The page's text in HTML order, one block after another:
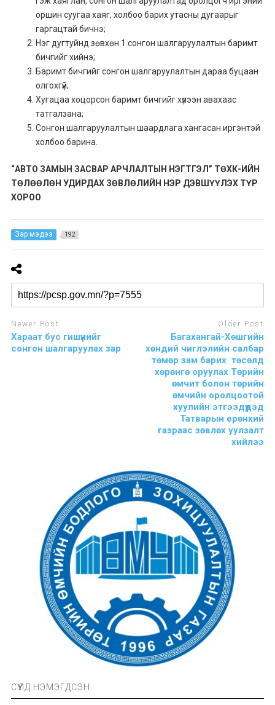
оршин суугаа хаяг, холбоо барих утасны дугаарыг
гаргацтай бичнэ;
Нэг дугтуйнд зөвхөн 1 сонгон шалгаруулалтын баримт
бичгийг хийнэ;
Баримт бичгийг сонгон шалгаруулалтын дараа буцаан
олгохгүй;
Хугацаа хоцорсон баримт бичгийг хүлээн авахаас
татгалзана;
Сонгон шалгаруулалтын шаардлага хангасан иргэнтэй
холбоо барина.
“АВТО ЗАМЫН ЗАСВАР АРЧЛАЛТЫН НЭГТГЭЛ” ТӨХК-ИЙН
ТӨЛӨӨЛӨН УДИРДАХ ЗӨВЛӨЛИЙН НЭР ДЭВШҮҮЛЭХ ТҮР
ХОРОО
Зар мэдээ 192
Newer Post
Хараат бус гишүүнийг
сонгон шалгаруулах зар
Older Post
Багахангай-Хөшгийн
хөндий чиглэлийн салбар
төмөр зам барих төсөлд
хөрөнгө оруулах Төрийн
өмчит болон төрийн
өмчийн оролцоотой
хуулийн этгээдүүдэд
Татварын ерөнхий
газраас зөвлөх уулзалт
хийлээ
СҮҮЛД НЭМЭГДСЭН